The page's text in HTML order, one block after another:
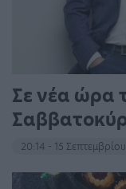
Σε νέα ώρα
20:14 - 15